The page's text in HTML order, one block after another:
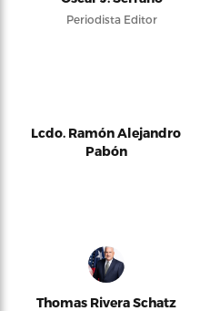
Periodista Editor
Lcdo. Ramón Alejandro
Pabón
Thomas Rivera Schatz